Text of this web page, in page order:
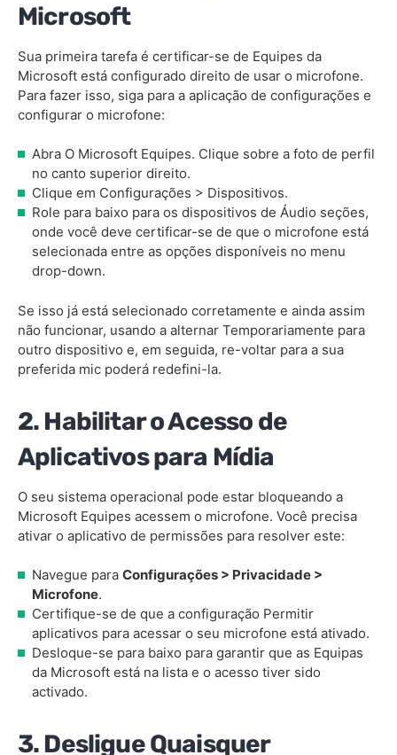
Microsoft
Sua primeira tarefa é certificar-se de Equipes da
Microsoft está configurado direito de usar o microfone.
Para fazer isso, siga para a aplicação de configurações e
configurar o microfone:
Abra O Microsoft Equipes. Clique sobre a foto de perfil
no canto superior direito.
Clique em Configurações > Dispositivos.
Role para baixo para os dispositivos de Áudio seções,
onde você deve certificar-se de que o microfone está
selecionada entre as opções disponíveis no menu
drop-down.
Se isso já está selecionado corretamente e ainda assim
não funcionar, usando a alternar Temporariamente para
outro dispositivo e, em seguida, re-voltar para a sua
preferida mic poderá redefini-la.
2. Habilitar o Acesso de
Aplicativos para Mídia
O seu sistema operacional pode estar bloqueando a
Microsoft Equipes acessem o microfone. Você precisa
ativar o aplicativo de permissões para resolver este:
Navegue para Configurações > Privacidade >
Microfone.
Certifique-se de que a configuração Permitir
aplicativos para acessar o seu microfone está ativado.
Desloque-se para baixo para garantir que as Equipas
da Microsoft está na lista e o acesso tiver sido
activado.
3. Desligue Quaisquer